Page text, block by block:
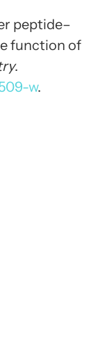
peptide–
function of
.
w.